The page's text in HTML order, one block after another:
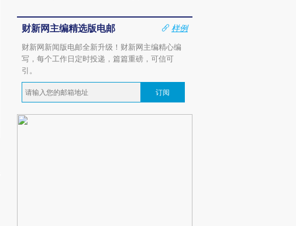
财新网主编精选版电邮
样例
财新网新闻版电邮全新升级！财新网主编精心编
写，每个工作日定时投递，篇篇重磅，可信可
引。
订阅